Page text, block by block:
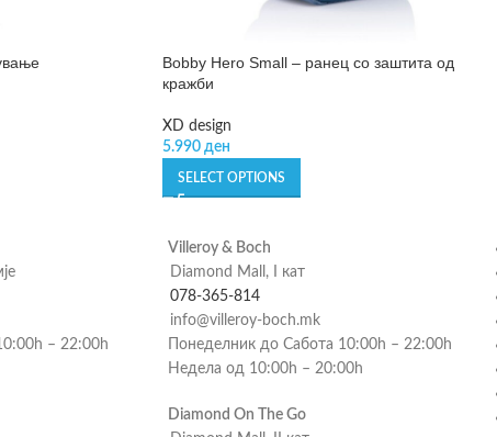
Bobby Hero Small – ранец со заштита од
кражби
XD design
5.990 ден
SELECT OPTIONS
– 22:00h
Villeroy & Boch
Diamond Mall, I кат
078-365-814
info@villeroy-boch.mk
Понеделник до Сабота 10:00h – 22:00h
Недела од 10:00h – 20:00h
Diamond On The Go